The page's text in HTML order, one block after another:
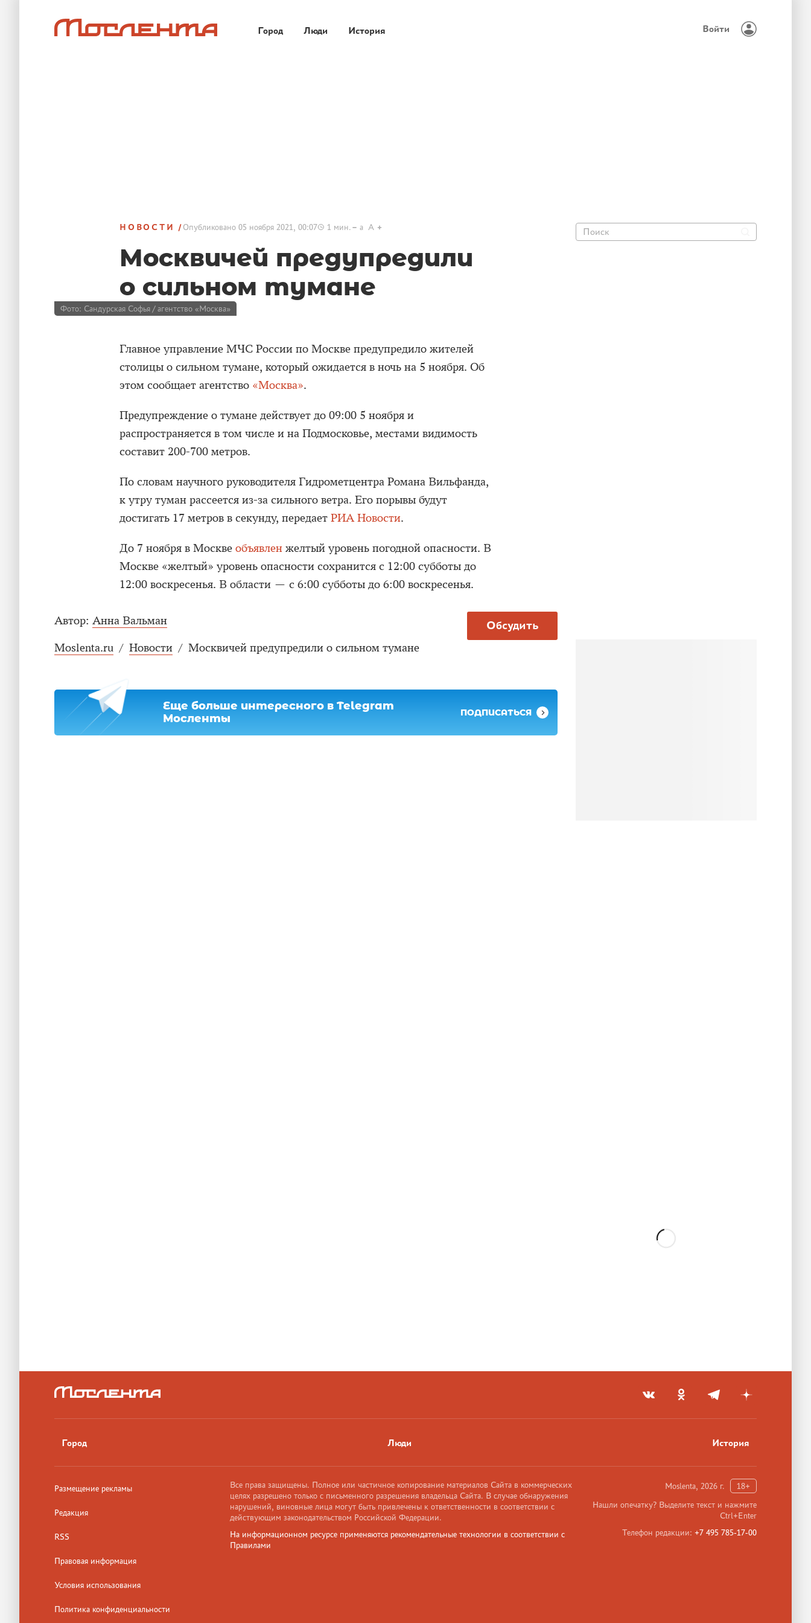
Город Люди История Войти
НОВОСТИ Опубликовано05 ноября 2021, 00:07 1 мин. a A
Москвичей предупредили
о сильном тумане
Фото: Сандурская Софья / агентство «Москва»
Главное управление МЧС России по Москве предупредило жителей
столицы о сильном тумане, который ожидается в ночь на 5 ноября. Об
этом сообщает агентство «Москва».
Предупреждение о тумане действует до 09:00 5 ноября и
распространяется в том числе и на Подмосковье, местами видимость
составит 200-700 метров.
По словам научного руководителя Гидрометцентра Романа Вильфанда,
к утру туман рассеется из-за сильного ветра. Его порывы будут
достигать 17 метров в секунду, передает РИА Новости.
До 7 ноября в Москве объявлен желтый уровень погодной опасности. В
Москве «желтый» уровень опасности сохранится с 12:00 субботы до
12:00 воскресенья. В области — с 6:00 субботы до 6:00 воскресенья.
Обсудить
Автор: Анна Вальман
Moslenta.ru / Новости / Москвичей предупредили о сильном тумане
Еще больше интересного в Telegram
Мосленты
ПОДПИСАТЬСЯ
Город Люди История
Размещение рекламы
Редакция
RSS
Правовая информация
Условия использования
Политика конфиденциальности
Moslenta, 2026 г.
18+
Нашли опечатку? Выделите текст и нажмите
Ctrl+Enter
Телефон редакции: +7 495 785-17-00
Все права защищены. Полное или частичное копирование материалов Сайта в коммерческих
целях разрешено только с письменного разрешения владельца Сайта. В случае обнаружения
нарушений, виновные лица могут быть привлечены к ответственности в соответствии с
действующим законодательством Российской Федерации.
На информационном ресурсе применяются рекомендательные технологии в соответствии с
Правилами